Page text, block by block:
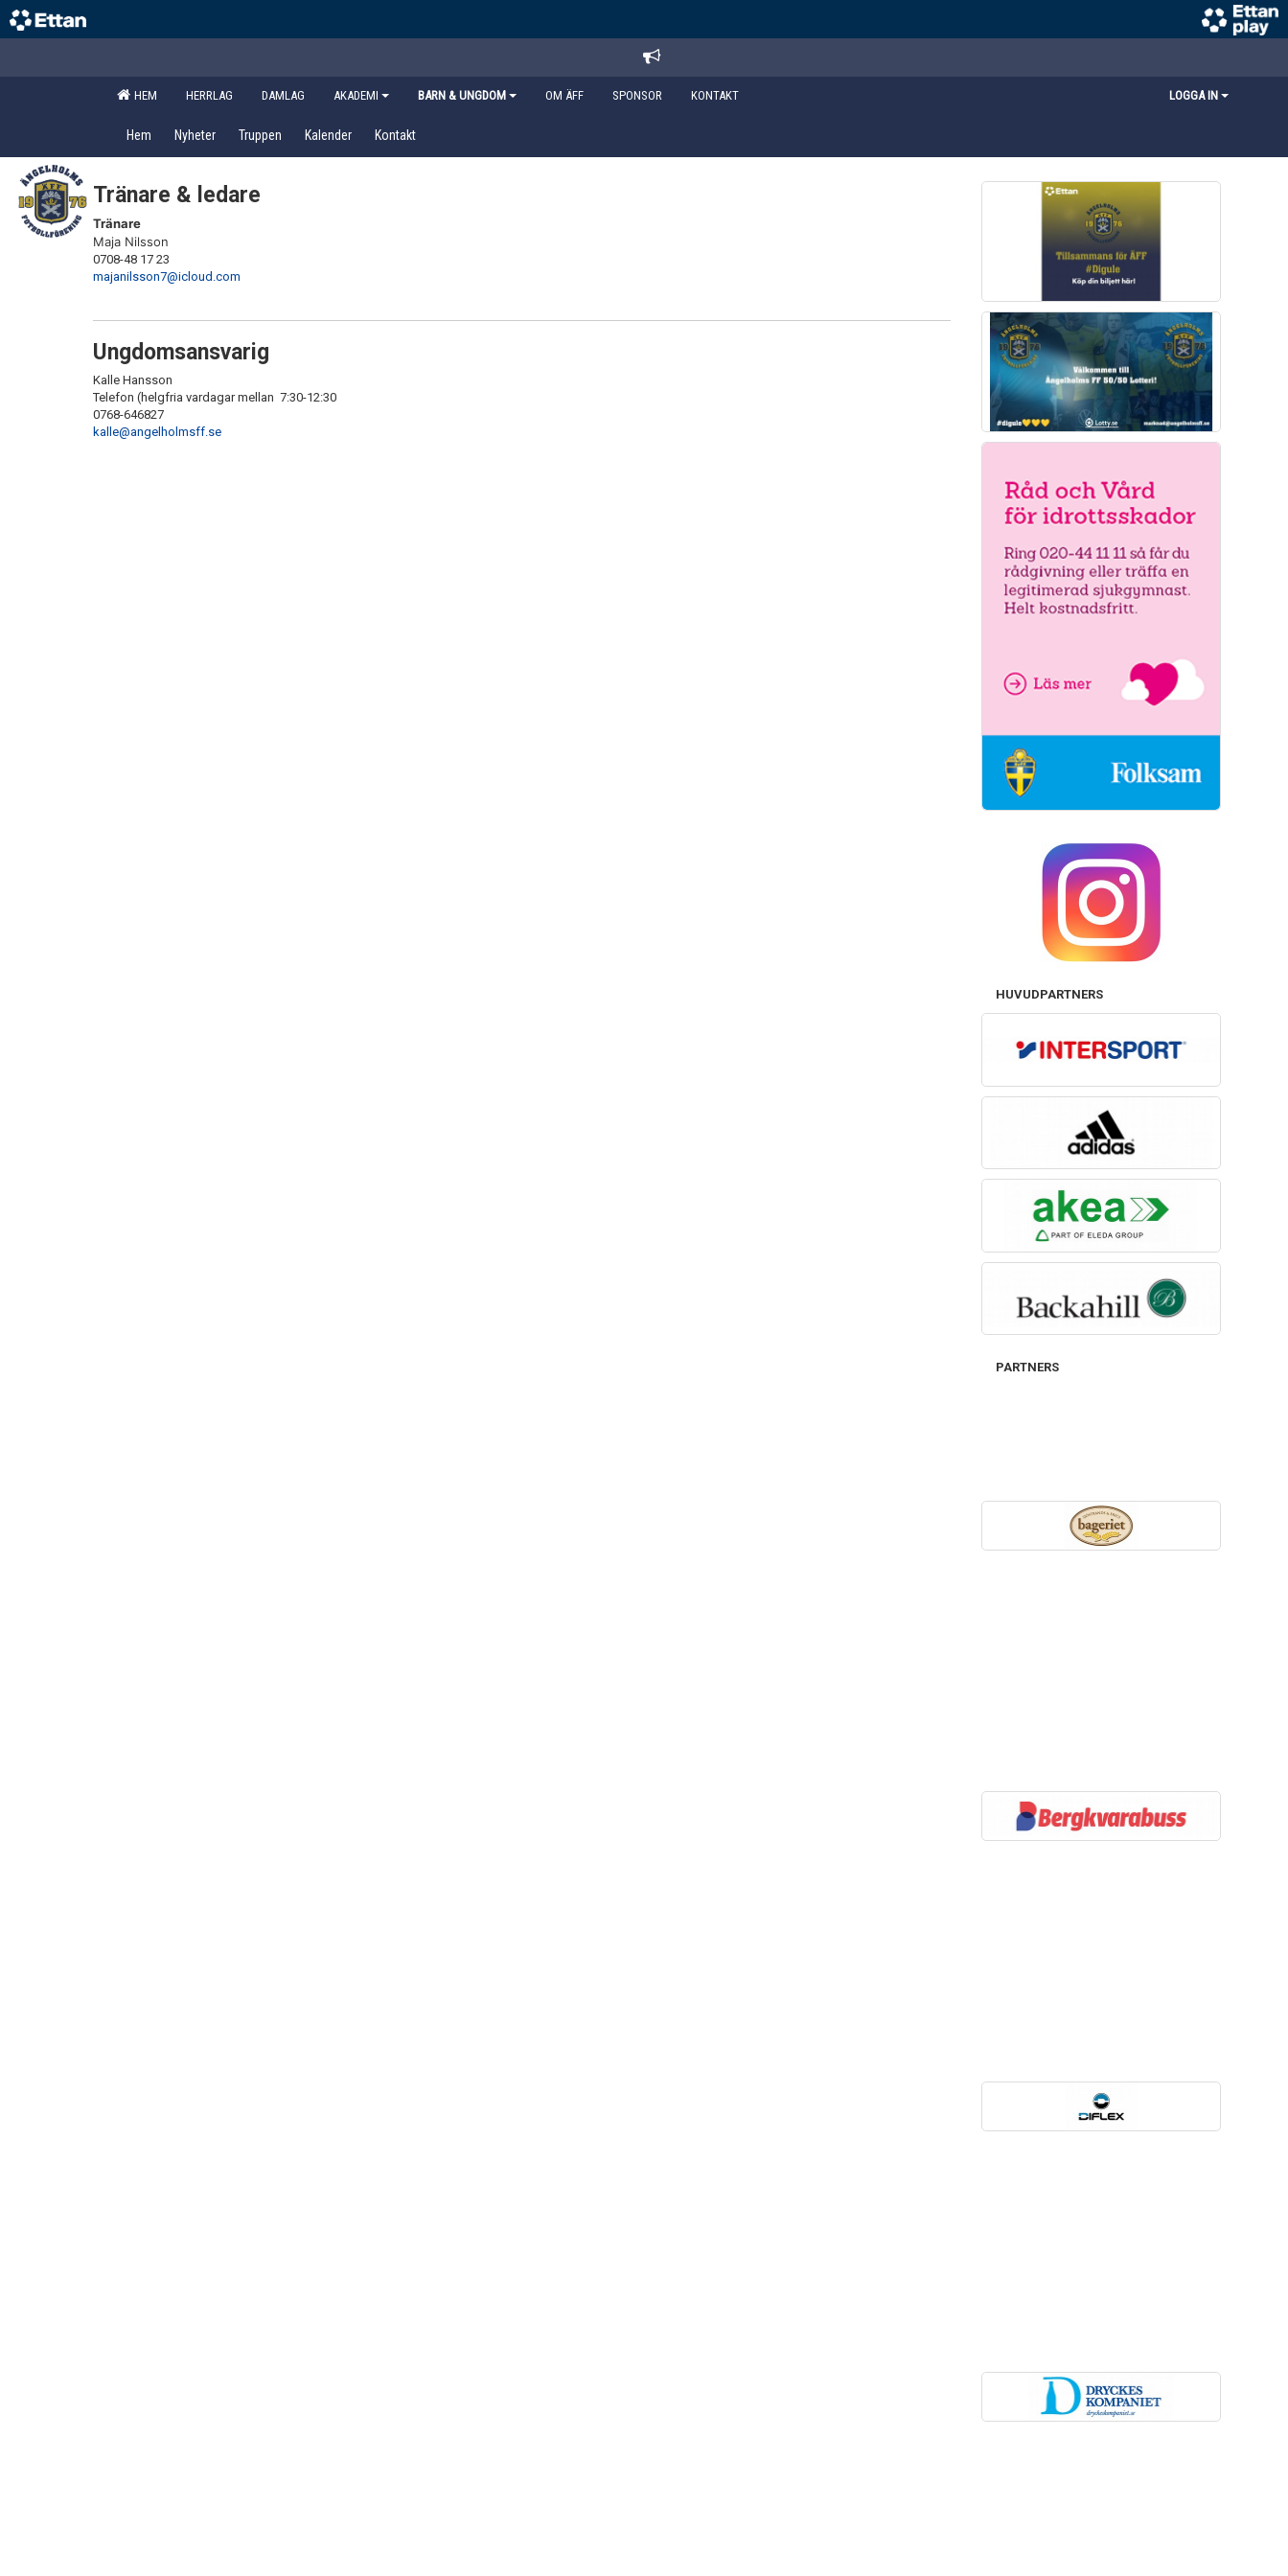
HEM HERRLAG DAMLAG AKADEMI BARN & UNGDOM OM ÄFF SPONSOR KONTAKT LOGGA IN
Hem Nyheter Truppen Kalender Kontakt
Tränare & ledare
Tränare
Maja Nilsson
0708-48 17 23
majanilsson7@icloud.com
Ungdomsansvarig
Kalle Hansson
Telefon (helgfria vardagar mellan 7:30-12:30
0768-646827
kalle@angelholmsff.se
HUVUDPARTNERS
PARTNERS